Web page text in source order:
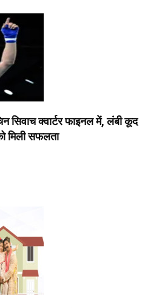
सिवाच क्वार्टर फाइनल में, लंबी कूद
मिली सफलता